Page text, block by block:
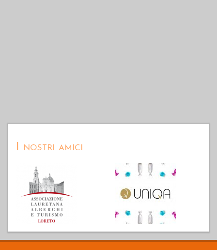
I nostri amici